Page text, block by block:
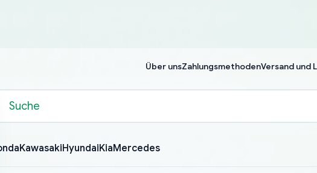
Über unsZahlungsmethodenVersand und
KawasakiHyundaiKiaMercedes